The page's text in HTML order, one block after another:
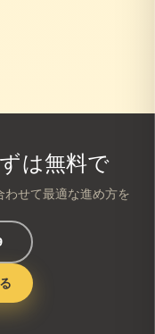
は無料で
せて最適な進め方を